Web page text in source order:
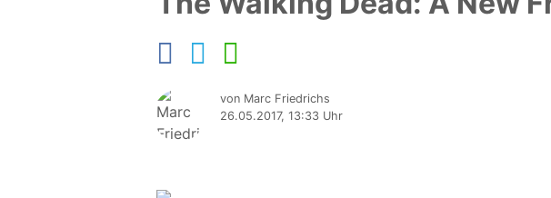
von Marc Friedrichs
26.05.2017, 13:33 Uhr